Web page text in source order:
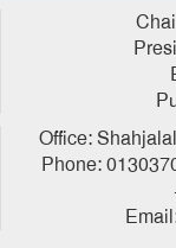
Office:
Phone: